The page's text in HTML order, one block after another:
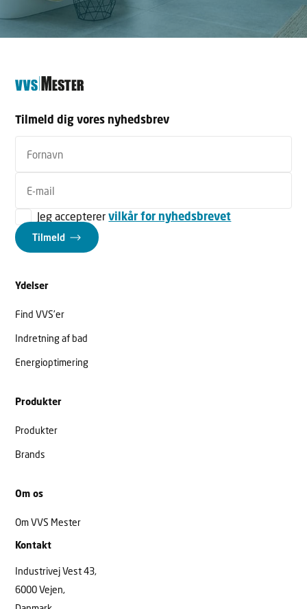
Tilmeld dig vores nyhedsbrev
Jeg accepterervilkår for nyhedsbrevet
Tilmeld
Ydelser
Find VVS’er
Indretning af bad
Energioptimering
Produkter
Produkter
Brands
Om os
Om VVS Mester
Kontakt
Industrivej Vest 43,
6000 Vejen,